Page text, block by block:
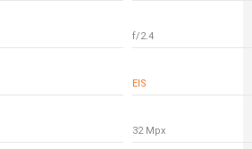
f/2.4
EIS
32 Mpx